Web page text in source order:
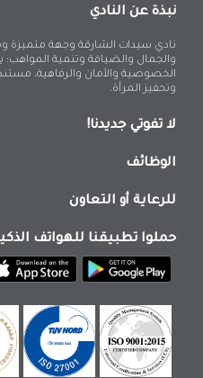
نبذة عن النادي
نادي سيدات الشارقة وجهة متميزة
والجمال والضيافة وتنمية
الخصوصية والأمان والرفاهية،
وتحفيز المرأة.
لا تفوتي جديدنا!
الوظائف
للرعاية أو التعاون
حملوا تطبيقنا للهواتف